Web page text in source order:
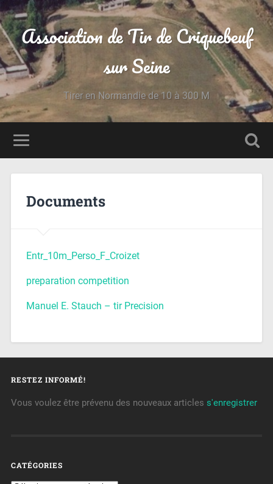
Association de Tir de Criquebeuf
sur Seine
Tirer en Normandie de 10 à 300 M
Documents
Entr_10m_Perso_F_Croizet
preparation competition
Manuel E. Stauch – tir Precision
RESTEZ INFORMÉ!
Vous voulez être prévenu des nouveaux articles s'enregistrer
CATÉGORIES